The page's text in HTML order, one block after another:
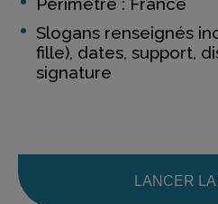
Slogans renseignés
fille), dates, support,
signature
LANCER